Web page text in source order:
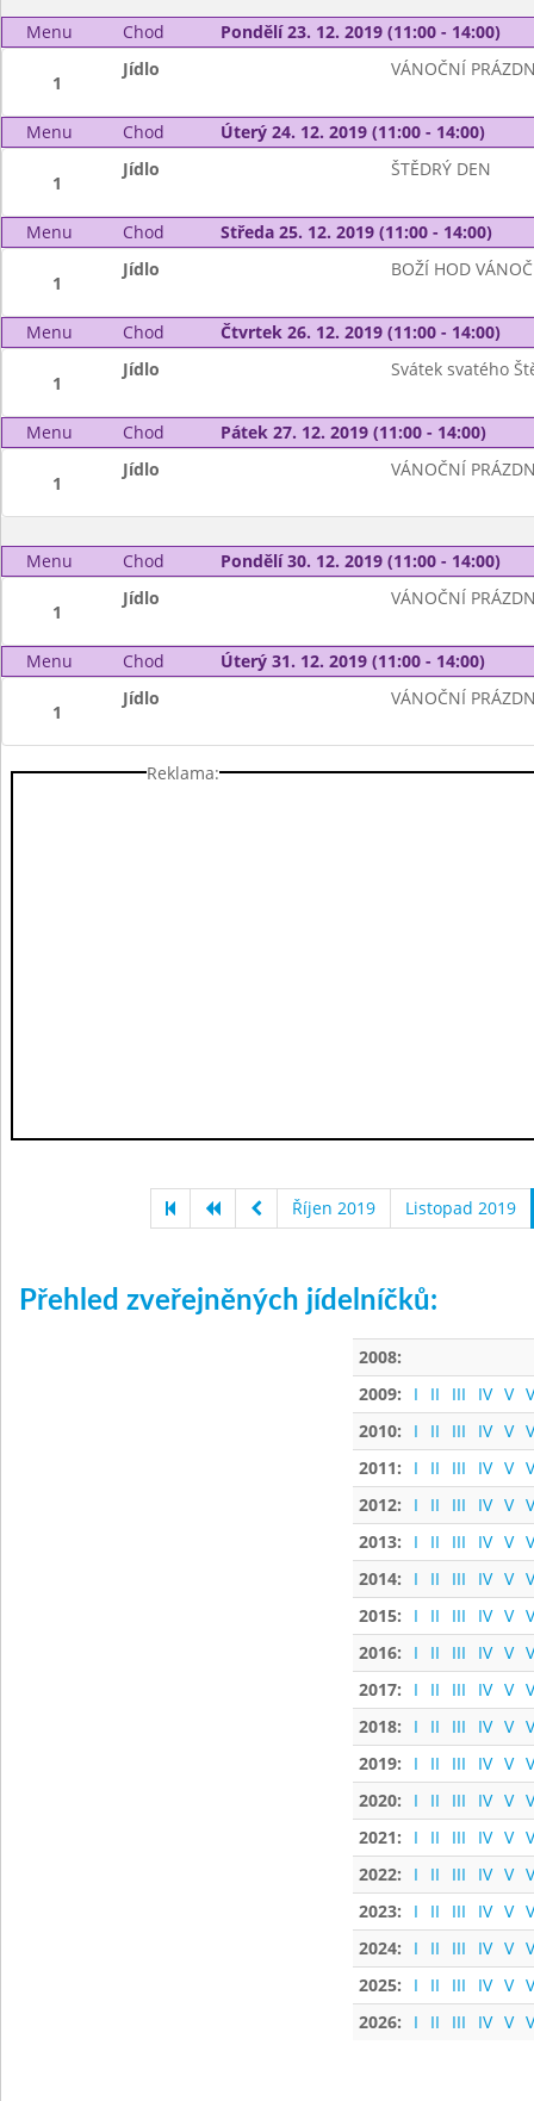
Menu Chod Pondělí 23. 12. 2019 (11:00 - 14:00)
1
Jídlo VÁNOČNÍ
Menu Chod Úterý 24. 12. 2019 (11:00 - 14:00)
1
Jídlo ŠTĚDRÝ DEN
Menu Chod Středa 25. 12. 2019 (11:00 - 14:00)
1
Jídlo BOŽÍ HOD
Menu Chod Čtvrtek 26. 12. 2019 (11:00 - 14:00)
1
Jídlo Svátek svatého
Menu Chod Pátek 27. 12. 2019 (11:00 - 14:00)
1
Jídlo VÁNOČNÍ
Menu Chod Pondělí 30. 12. 2019 (11:00 - 14:00)
1
Jídlo VÁNOČNÍ
Menu Chod Úterý 31. 12. 2019 (11:00 - 14:00)
1
Jídlo VÁNOČNÍ
Reklama:
Říjen 2019 Listopad 2019
Přehled zveřejněných jídelníčků:
2008:
2009:
I II III IV V
2010:
I II III IV V
2011:
I II III IV V
2012:
I II III IV V
2013:
I II III IV V
2014:
I II III IV V
2015:
I II III IV V
2016:
I II III IV V
2017:
I II III IV V
2018:
I II III IV V
2019:
I II III IV V
2020:
I II III IV V
2021:
I II III IV V
2022:
I II III IV V
2023:
I II III IV V
2024:
I II III IV V
2025:
I II III IV V
2026:
I II III IV V